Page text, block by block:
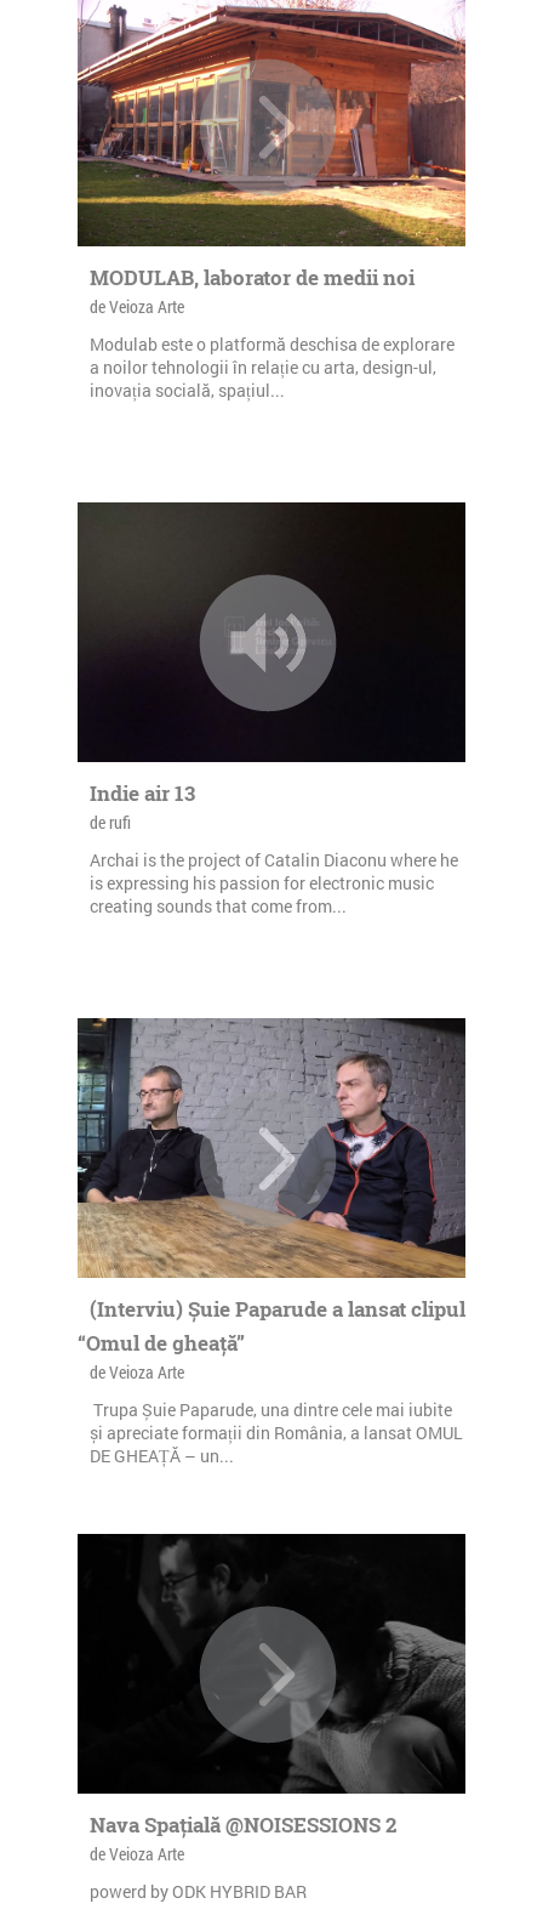
MODULAB, laborator de medii noi
de Veioza Arte
Modulab este o platformă deschisa de explorare
a noilor tehnologii în relație cu arta, design-ul,
inovația socială, spațiul...
Indie air 13
de rufi
Archai is the project of Catalin Diaconu where he
is expressing his passion for electronic music
creating sounds that come from...
(Interviu) Șuie Paparude a lansat clipul
“Omul de gheață”
de Veioza Arte
Trupa Șuie Paparude, una dintre cele mai iubite
și apreciate formații din România, a lansat OMUL
DE GHEAȚĂ – un...
Nava Spațială @NOISESSIONS 2
de Veioza Arte
powerd by ODK HYBRID BAR